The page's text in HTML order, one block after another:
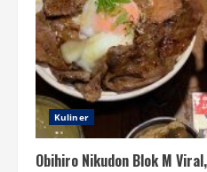
Kuliner
Obihiro Nikudon Blok M